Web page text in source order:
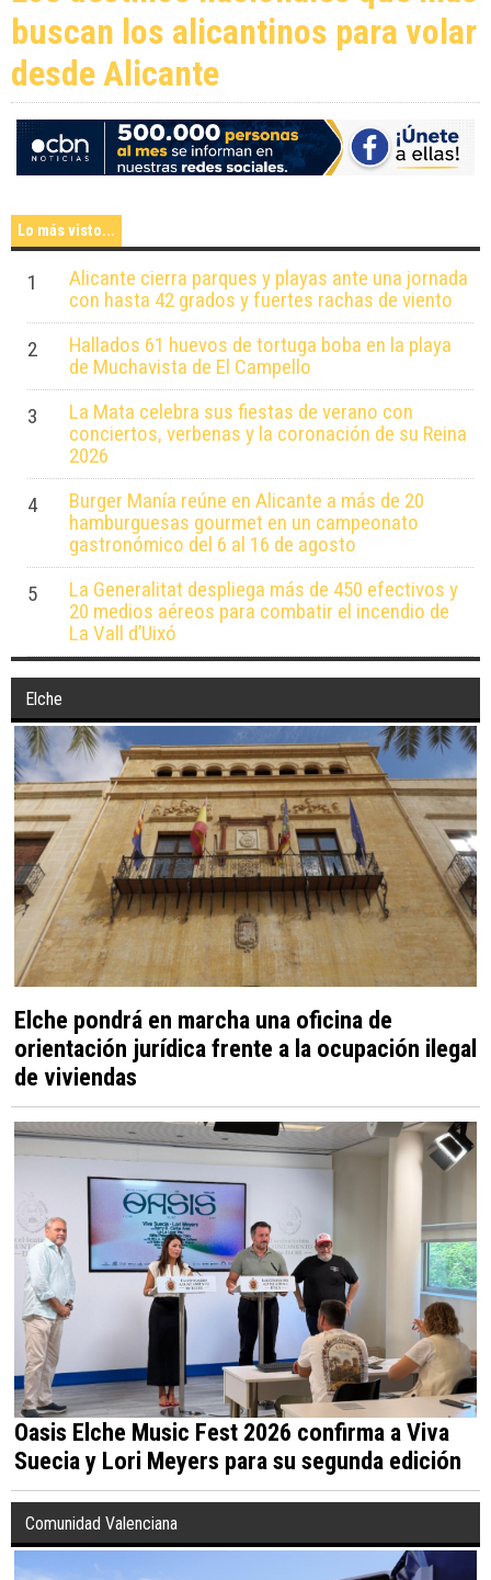
buscan los alicantinos para volar
desde Alicante
Lo más visto...
1
Alicante cierra parques y playas ante una jornada
con hasta 42 grados y fuertes rachas de viento
2
Hallados 61 huevos de tortuga boba en la playa
de Muchavista de El Campello
3
La Mata celebra sus fiestas de verano con
conciertos, verbenas y la coronación de su Reina
2026
4
Burger Manía reúne en Alicante a más de 20
hamburguesas gourmet en un campeonato
gastronómico del 6 al 16 de agosto
5
La Generalitat despliega más de 450 efectivos y
20 medios aéreos para combatir el incendio de
La Vall d’Uixó
Elche
Elche pondrá en marcha una oficina de
orientación jurídica frente a la ocupación ilegal
de viviendas
Oasis Elche Music Fest 2026 confirma a Viva
Suecia y Lori Meyers para su segunda edición
Comunidad Valenciana